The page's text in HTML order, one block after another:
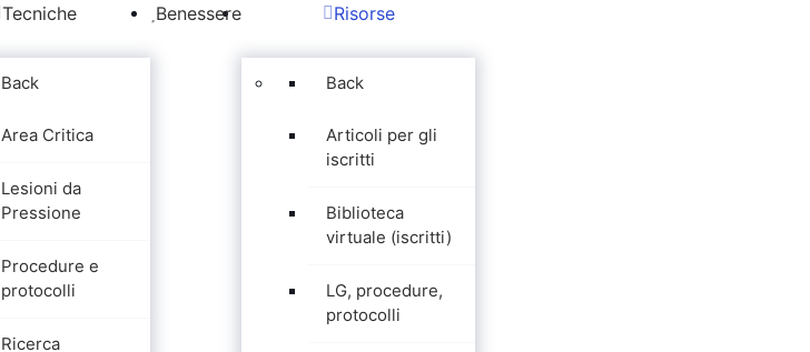
Tecniche
Back
Area Critica
Lesioni da
Pressione
Procedure e
protocolli
Ricerca
Benessere Risorse
Back
Articoli per gli
iscritti
Biblioteca
virtuale (iscritti)
LG, procedure,
protocolli